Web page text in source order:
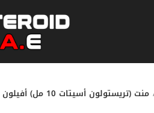
منت (تريستولون أسيتات 10 مل) أفيلون فارما